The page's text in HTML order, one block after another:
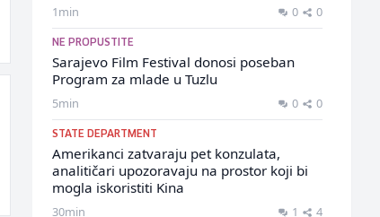
1min 0 0
NE PROPUSTITE
Sarajevo Film Festival donosi poseban
Program za mlade u Tuzlu
5min 0 0
STATE DEPARTMENT
Amerikanci zatvaraju pet konzulata,
analitičari upozoravaju na prostor koji bi
mogla iskoristiti Kina
30min 1 4